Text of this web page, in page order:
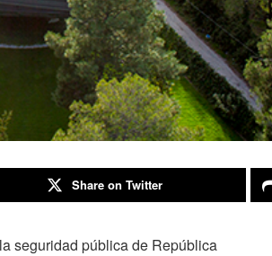
Share on Twitter
seguridad pública de República